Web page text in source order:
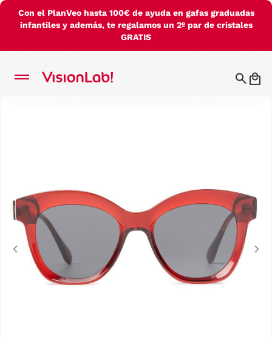
Con el PlanVeo hasta 100€ de ayuda en gafas graduadas
infantiles y además, te regalamos un 2º par de cristales
GRATIS
Previous